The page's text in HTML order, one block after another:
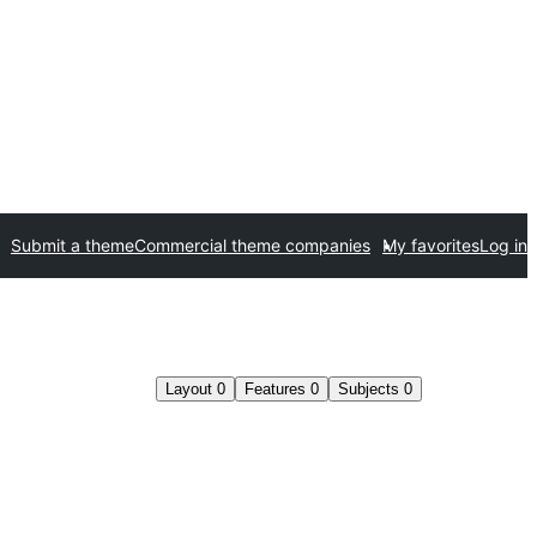
Submit a themeCommercial theme companies My favoritesLog in
Layout 0 Features 0 Subjects 0